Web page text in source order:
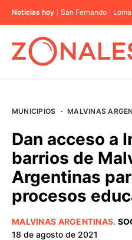
Noticias hoy San Fernando
BUENOS AIRES
PROVINCIAS
ELECCIONES 2023
MUNICIPIOS · MALVINAS
Dan acceso a
barrios de
Argentinas
procesos
MALVINAS ARGENTINAS.
18 de agosto de 2021